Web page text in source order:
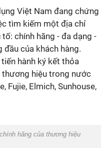
Việt Nam đang chứng
tìm kiếm một địa chỉ
chính hãng - đa dạng -
đầu của khách hàng.
hành ký kết thỏa
hiệu trong nước
Fujie, Elmich, Sunhouse,
hãng của thương hiệu